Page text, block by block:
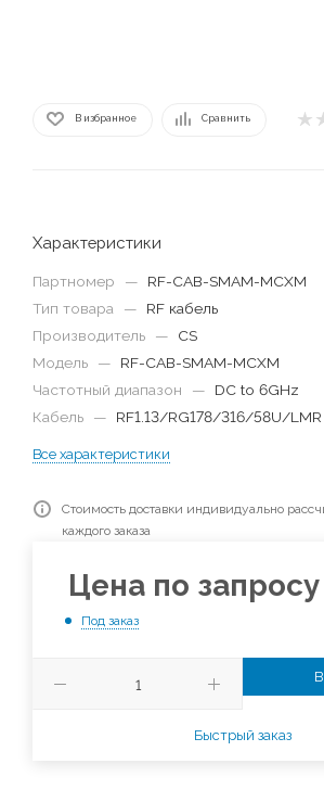
В избранное Сравнить
Характеристики
Партномер —
RF-CAB-SMAM-MCXM
Тип товара
—
RF кабель
Производитель
—
CS
Модель
—
RF-CAB-SMAM-MCXM
Частотный диапазон
—
DC to 6GHz
Кабель
— RF1.13/RG178/316/58U/
Все характеристики
Стоимость доставки индивидуально
каждого заказа
Цена по запросу
Под заказ
Быстрый заказ